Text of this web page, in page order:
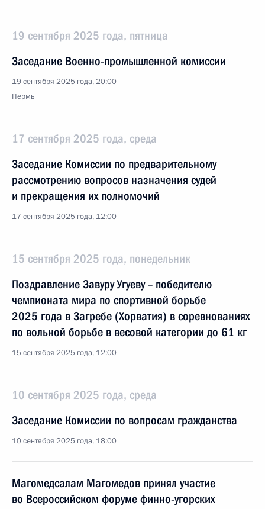
19 сентября 2025 года, пятница
Заседание Военно-промышленной комиссии
19 сентября 2025 года, 20:00
Пермь
17 сентября 2025 года, среда
Заседание Комиссии по предварительному
рассмотрению вопросов назначения судей
и прекращения их полномочий
17 сентября 2025 года, 12:00
15 сентября 2025 года, понедельник
Поздравление Завуру Угуеву – победителю
чемпионата мира по спортивной борьбе
2025 года в Загребе (Хорватия) в соревнованиях
по вольной борьбе в весовой категории до 61 кг
15 сентября 2025 года, 12:00
10 сентября 2025 года, среда
Заседание Комиссии по вопросам гражданства
10 сентября 2025 года, 18:00
Магомедсалам Магомедов принял участие
во Всероссийском форуме финно-угорских